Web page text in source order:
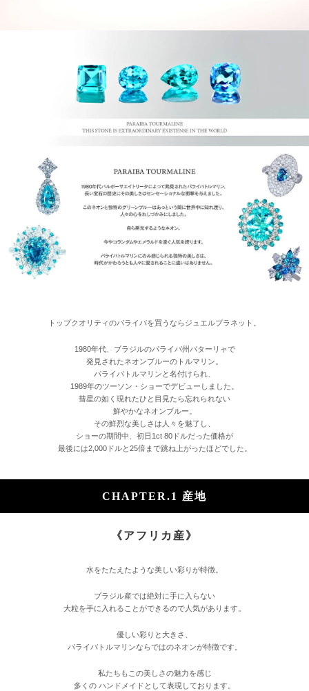
トップクオリティのパライバを買うならジュエルプラネット。
1980年代、ブラジルのパライバ州バターリャで
発見されたネオンブルーのトルマリン。
パライバトルマリンと名付けられ、
1989年のツーソン・ショーでデビューしました。
彗星の如く現れたひと目見たら忘れられない
鮮やかなネオンブルー。
その鮮烈な美しさは人々を魅了し、
ショーの期間中、初日1ct 80ドルだった価格が
最後には2,000ドルと25倍まで跳ね上がったほどでした。
CHAPTER.1 産地
《アフリカ産》
水をたたえたような美しい彩りが特徴。
ブラジル産では絶対に手に入らない
大粒を手に入れることができるので人気があります。
優しい彩りと大きさ、
パライバトルマリンならではのネオンが特徴です。
私たちもこの美しさの魅力を感じ
多くの ハンドメイドとして表現しております。